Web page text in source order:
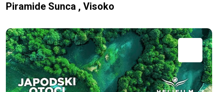
Piramide Sunca , Visoko